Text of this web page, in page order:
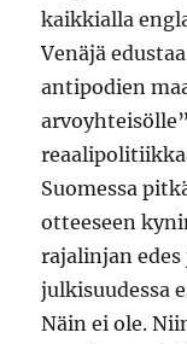
kaikkialla
Venäjä
antipodien
Suomessa
otteeseen
rajalinjan
julkisuudessa
Näin ei ole.